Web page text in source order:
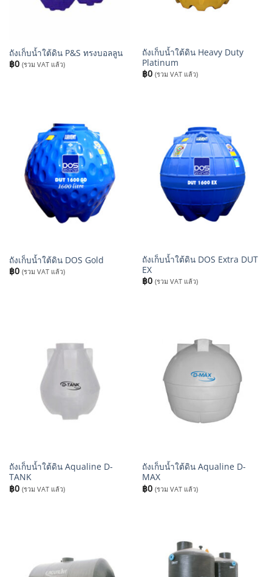
ถังเก็บน้ำใต้ดิน P&S ทรงบอลลูน
฿0 (รวม VAT แล้ว)
ถังเก็บน้ำใต้ดิน Heavy Duty
Platinum
฿0 (รวม VAT แล้ว)
ถังเก็บน้ำใต้ดิน DOS Gold
฿0 (รวม VAT แล้ว)
ถังเก็บน้ำใต้ดิน DOS Extra DUT
EX
฿0 (รวม VAT แล้ว)
ถังเก็บน้ำใต้ดิน Aqualine D-
TANK
฿0 (รวม VAT แล้ว)
ถังเก็บน้ำใต้ดิน Aqualine D-
MAX
฿0 (รวม VAT แล้ว)